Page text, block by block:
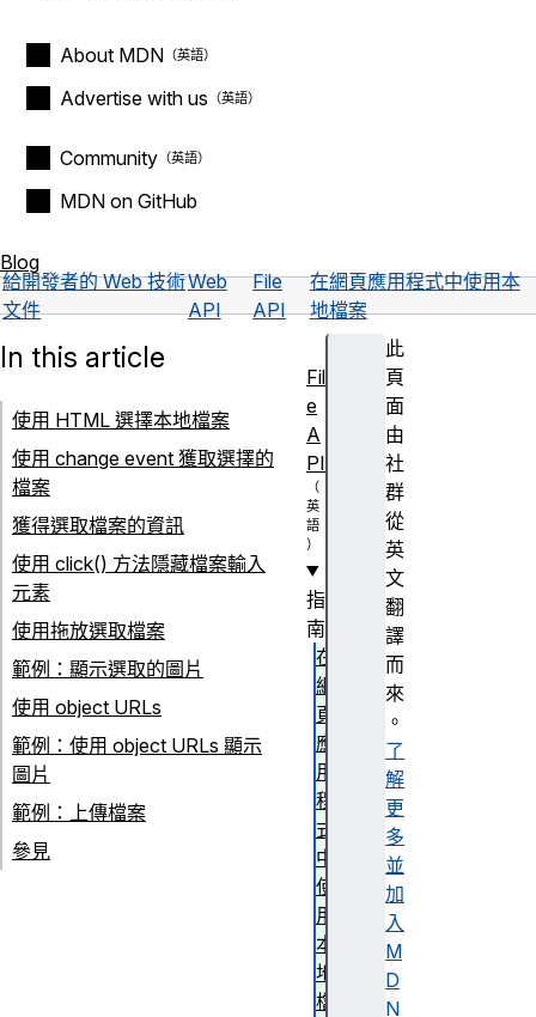
About MDN
Advertise with us
Community
MDN on GitHub
Blog
給開發者的 Web 技術
文件
Web
API
File
API
在網頁應用程式中使用本
地檔案
此
頁
面
由
社
群
從
英
文
翻
譯
而
來
。
了
解
更
多
並
加
入
M
D
N
In this article
使用 HTML 選擇本地檔案
使用 change event 獲取選擇的
檔案
獲得選取檔案的資訊
使用 click() 方法隱藏檔案輸入
元素
使用拖放選取檔案
範例：顯示選取的圖片
使用 object URLs
範例：使用 object URLs 顯示
圖片
範例：上傳檔案
參見
Fil
e
A
PI
指
南
在
網
頁
應
用
程
式
中
使
用
本
地
檔